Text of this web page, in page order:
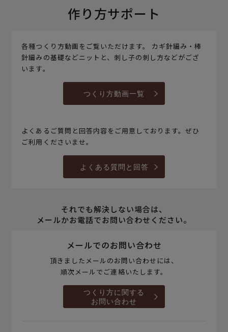
作り方サポート
各種つくり方動画をご覧いただけます。 カギ針編み・棒
針編みの基礎などニットと、刺し子の刺し方などがござ
います。
つくり方動画一覧
よくあるご質問と回答内容をご用意しております。ぜひ
ご利用くださいませ。
よくある質問と回答
それでも解決しない場合は、
メールかお電話でお問い合わせください。
メールでのお問い合わせ
頂きましたメールのお問い合わせには、
順次メールでご連絡いたします。
つくり方に関する
お問い合わせ